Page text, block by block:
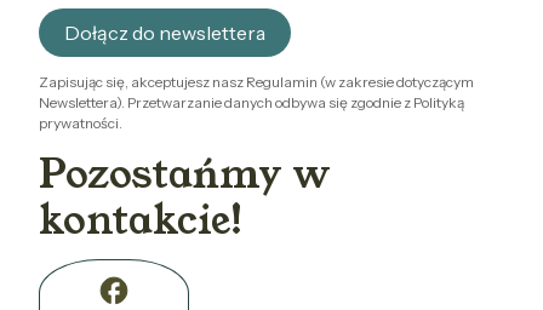
Dołącz do newslettera
Zapisując się, akceptujesz nasz Regulamin (w zakresie dotyczącym
Newslettera). Przetwarzanie danych odbywa się zgodnie z Polityką
prywatności.
Pozostańmy w
kontakcie!